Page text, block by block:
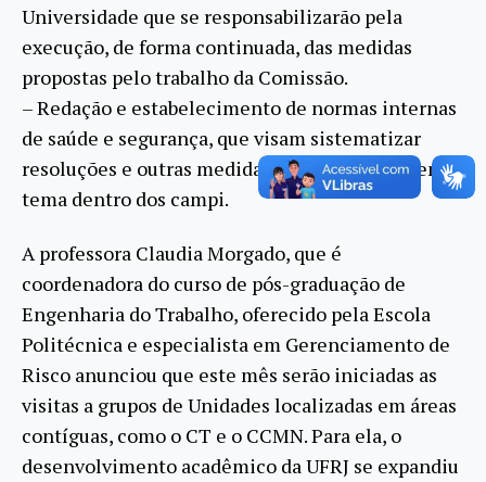
Universidade que se responsabilizarão pela
execução, de forma continuada, das medidas
propostas pelo trabalho da Comissão.
– Redação e estabelecimento de normas internas
de saúde e segurança, que visam sistematizar
resoluções e outras medidas que regulamentem o
tema dentro dos campi.
A professora Claudia Morgado, que é
coordenadora do curso de pós-graduação de
Engenharia do Trabalho, oferecido pela Escola
Politécnica e especialista em Gerenciamento de
Risco anunciou que este mês serão iniciadas as
visitas a grupos de Unidades localizadas em áreas
contíguas, como o CT e o CCMN. Para ela, o
desenvolvimento acadêmico da UFRJ se expandiu